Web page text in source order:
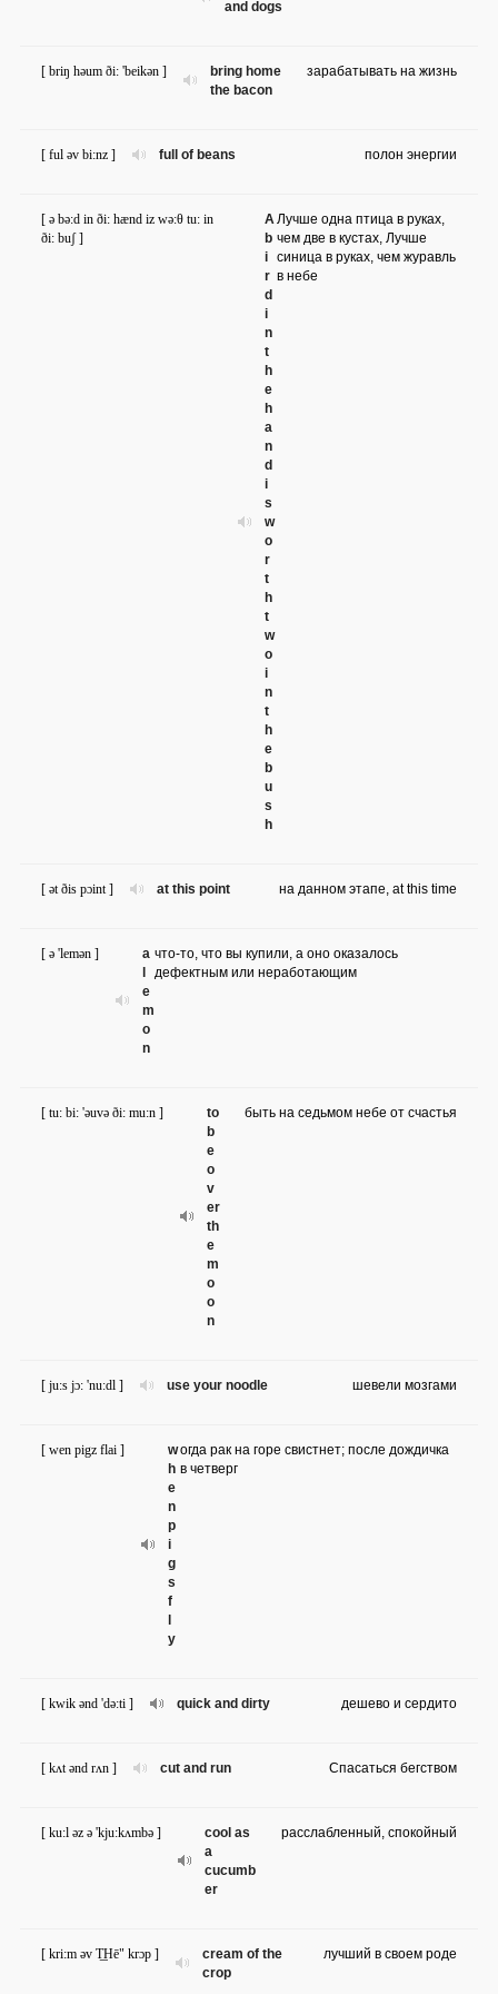
and dogs
bring home
the bacon
[ briŋ həum ði: 'beikən ] зарабатывать на жизнь
full of beans
[ ful əv bi:nz ] полон энергии
A
b
i
r
d
i
n
t
h
e
h
a
n
d
i
s
w
o
r
t
h
t
w
o
i
n
t
h
e
b
u
s
h
[ ə bə:d in ði: hænd iz wə:θ tu: in
ði: buʃ ]
Лучше одна птица в руках,
чем две в кустах, Лучше
синица в руках, чем журавль
в небе
at this point
[ ət ðis pɔint ] на данном этапе, at this time
a
e
m
o
n
[ ə 'lemən ]
что-то, что вы купили, а оно оказалось
дефектным или неработающим
to
b
e
o
v
er
th
e
m
o
o
n
[ tu: bi: 'əuvə ði: mu:n ] быть на седьмом небе от счастья
use your noodle
[ ju:s jɔ: 'nu:dl ] шевели мозгами
w
h
e
n
p
i
g
s
f
y
[ wen pigz flai ]
огда рак на горе свистнет; после дождичка
в четверг
quick and dirty
[ kwik ənd 'də:ti ] дешево и сердито
cut and run
[ kʌt ənd rʌn ] Спасаться бегством
cool as
a
cucumb
er
[ ku:l əz ə 'kju:kʌmbə ] расслабленный, спокойный
cream of the
crop
[ kri:m əv T͟Hē" krɔp ] лучший в своем роде